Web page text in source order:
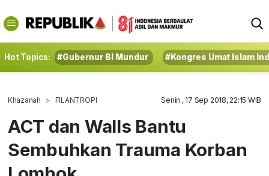
Hot Topics: #Gubernur BI Mundur #Kongres Umat Islam
Khazanah FILANTROPI Senin , 17 Sep 2018, 22:15 WIB
ACT dan Walls Bantu
Sembuhkan Trauma Korban